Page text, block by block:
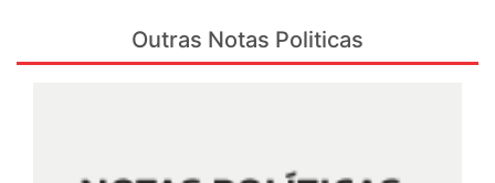
Outras Notas Politicas